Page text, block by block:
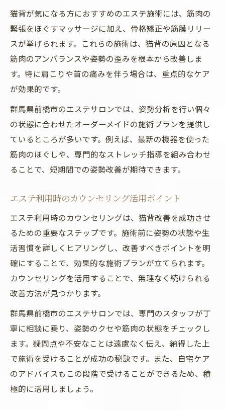
猫背が気になる方におすすめのエステ施術には、筋肉の
緊張をほぐすマッサージに加え、骨格矯正や筋膜リリー
スが挙げられます。これらの施術は、猫背の原因となる
筋肉のアンバランスや姿勢の歪みを根本から改善しま
す。特に肩こりや首の痛みを伴う場合は、重点的なケア
が効果的です。
群馬県前橋市のエステサロンでは、姿勢分析を行い個々
の状態に合わせたオーダーメイドの施術プランを提供し
ているところが多いです。例えば、最新の機器を使った
筋肉のほぐしや、専門的なストレッチ指導を組み合わせ
ることで、短期間での姿勢改善が期待できます。
エステ利用時のカウンセリング活用ポイント
エステ利用時のカウンセリングは、猫背改善を成功させ
るための重要なステップです。施術前に姿勢の状態や生
活習慣を詳しくヒアリングし、改善すべきポイントを明
確にすることで、効果的な施術プランが立てられます。
カウンセリングを活用することで、無理なく続けられる
改善方法が見つかります。
群馬県前橋市のエステサロンでは、専門のスタッフが丁
寧に相談に乗り、姿勢のクセや筋肉の状態をチェックし
ます。疑問点や不安なことは遠慮なく伝え、納得した上
で施術を受けることが成功の秘訣です。また、自宅ケア
のアドバイスもこの段階で受けることができるため、積
極的に活用しましょう。